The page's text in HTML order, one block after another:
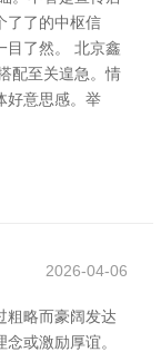
了了的中枢信
目了然。 北京鑫
配至关遑急。情
好意思感。举
2026-04-06
粗略而豪阔发达
或激励厚谊。